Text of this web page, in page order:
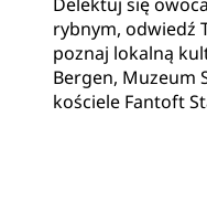
rybnym, odwiedź
poznaj lokalną
Bergen, Muzeum
kościele Fantoft